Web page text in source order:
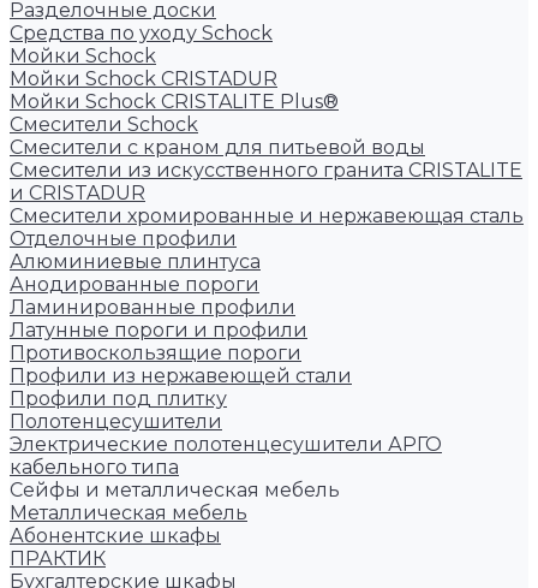
Разделочные доски
Средства по уходу Schock
Мойки Schock
Мойки Schock CRISTADUR
Мойки Schock CRISTALITE Plus®
Смесители Schock
Cмесители с краном для питьевой воды
Смесители из искуcственного гранита CRISTALITE
и CRISTADUR
Смесители хромированные и нержавеющая сталь
Отделочные профили
Алюминиевые плинтуса
Анодированные пороги
Ламинированные профили
Латунные пороги и профили
Противоскользящие пороги
Профили из нержавеющей стали
Профили под плитку
Полотенцесушители
Электрические полотенцесушители АРГО
кабельного типа
Сейфы и металлическая мебель
Металлическая мебель
Абонентские шкафы
ПРАКТИК
Бухгалтерские шкафы